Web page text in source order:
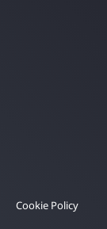
Cookie Policy